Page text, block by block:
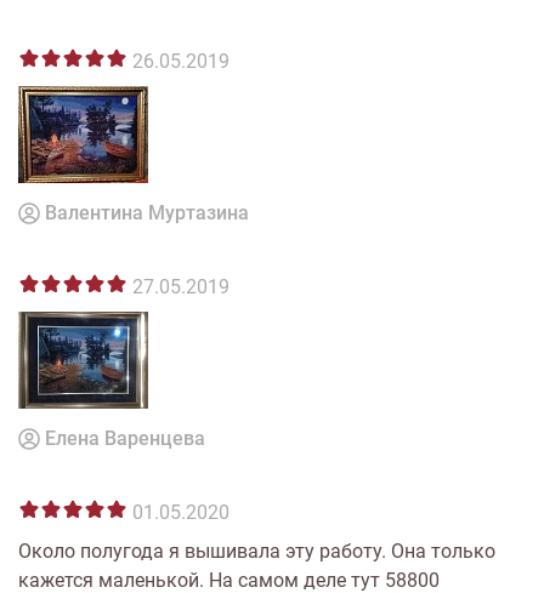
26.05.2019
Валентина Муртазина
27.05.2019
Елена Варенцева
01.05.2020
Около полугода я вышивала эту работу. Она только
кажется маленькой. На самом деле тут 58800